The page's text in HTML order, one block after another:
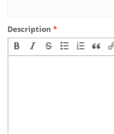
Description *